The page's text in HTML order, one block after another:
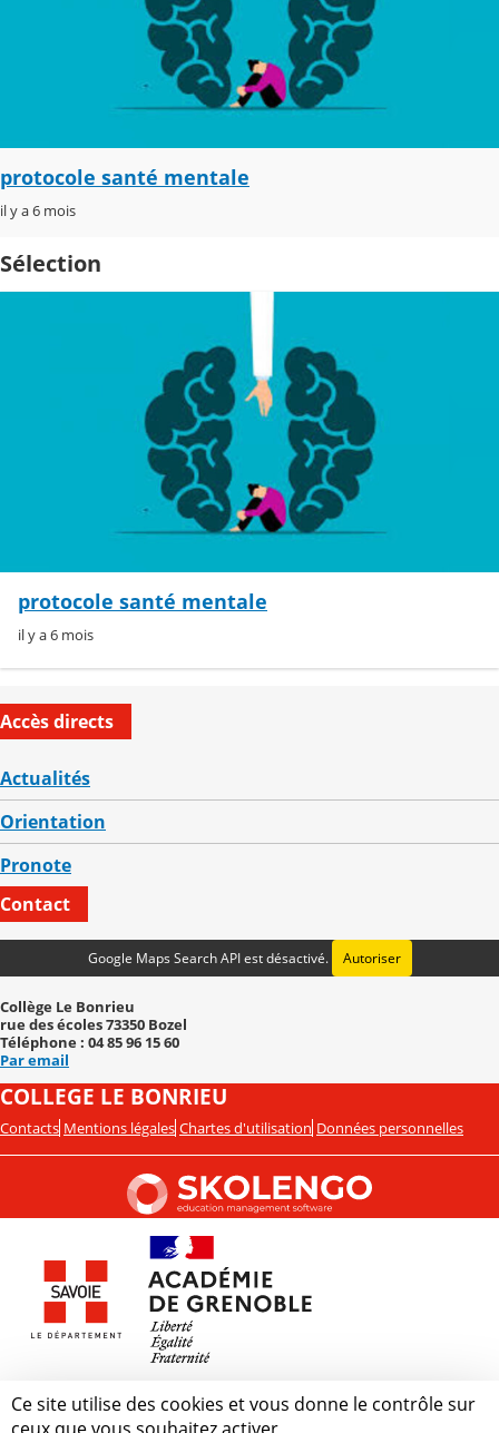
protocole santé mentale
il y a 6 mois
Sélection
protocole santé mentale
il y a 6 mois
Accès directs
Actualités
Orientation
Pronote
Contact
Google Maps Search API est désactivé. Autoriser
Collège Le Bonrieu
rue des écoles 73350 Bozel
Téléphone : 04 85 96 15 60
Par email
COLLEGE LE BONRIEU
Contacts Mentions légales Chartes d'utilisation Données personnelles
Ce site utilise des cookies et vous donne le contrôle sur